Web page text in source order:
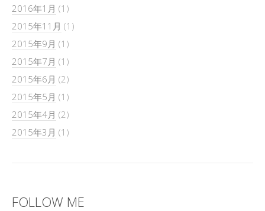
2016年1月 (1)
2015年11月 (1)
2015年9月 (1)
2015年7月 (1)
2015年6月 (2)
2015年5月 (1)
2015年4月 (2)
2015年3月 (1)
FOLLOW ME